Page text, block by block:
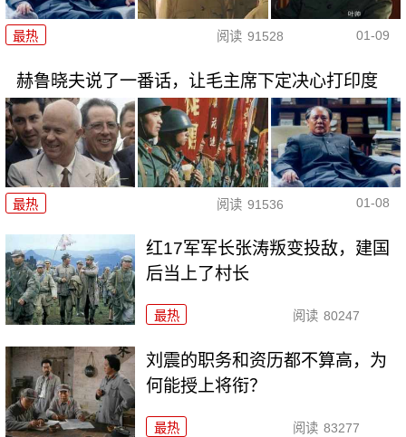
最热 阅读 91528 01-09
赫鲁晓夫说了一番话，让毛主席下定决心打印度
最热 阅读 91536 01-08
红17军军长张涛叛变投敌，建国
后当上了村长
最热 阅读 80247
刘震的职务和资历都不算高，为
何能授上将衔？
最热 阅读 83277